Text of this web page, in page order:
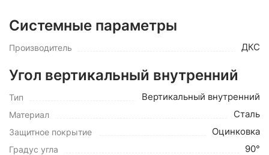
Системные параметры
Производитель ДКС
Угол вертикальный внутренний
Тип Вертикальный внутренний
Материал Сталь
Защитное покрытие Оцинковка
Градус угла 90°